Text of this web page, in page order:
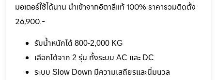
มอเตอร์ใช้ได้นาน นำเข้าจากอิตาลีแท้ 100% ราคารวมติดตั้ง
26,900.-
รับน้ำหนักได้ 800-2,000 KG
เลือกได้จาก 2 รุ่น ทั้งระบบ AC และ DC
ระบบ Slow Down มีความเสถียรและนิ่มนวล